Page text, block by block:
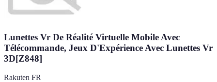
Lunettes Vr De Réalité Virtuelle Mobile Avec
Télécommande, Jeux D'Expérience Avec Lunettes Vr
3D[Z848]
Rakuten FR